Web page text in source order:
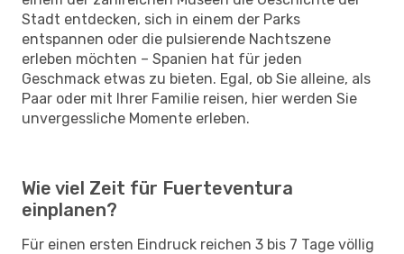
Stadt entdecken, sich in einem der Parks
entspannen oder die pulsierende Nachtszene
erleben möchten – Spanien hat für jeden
Geschmack etwas zu bieten. Egal, ob Sie alleine, als
Paar oder mit Ihrer Familie reisen, hier werden Sie
unvergessliche Momente erleben.
Wie viel Zeit für Fuerteventura
einplanen?
Für einen ersten Eindruck reichen 3 bis 7 Tage völlig